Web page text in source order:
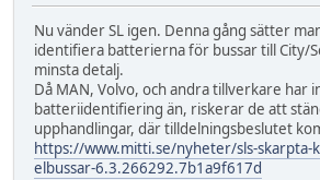
Nu vänder SL igen. Denna gång sätter
identifiera batterierna för bussar till City/
minsta detalj.
Då MAN, Volvo, och andra tillverkare har
batteriidentifiering än, riskerar de att
upphandlingar, där tilldelningsbeslutet
https://www.mitti.se/nyheter/sls-skarpta-
elbussar-6.3.266292.7b1a9f617d